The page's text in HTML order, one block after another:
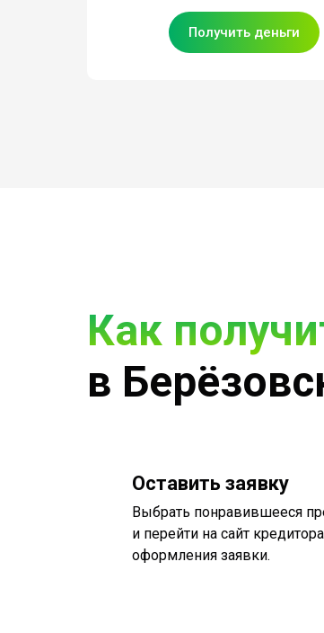
Получить деньги
Как
в
Оставить заявку
Выбрать понравившееся
и перейти на сайт
оформления заявки.